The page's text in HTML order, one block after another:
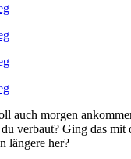
auch morgen
verbaut? Ging das mit
längere her?